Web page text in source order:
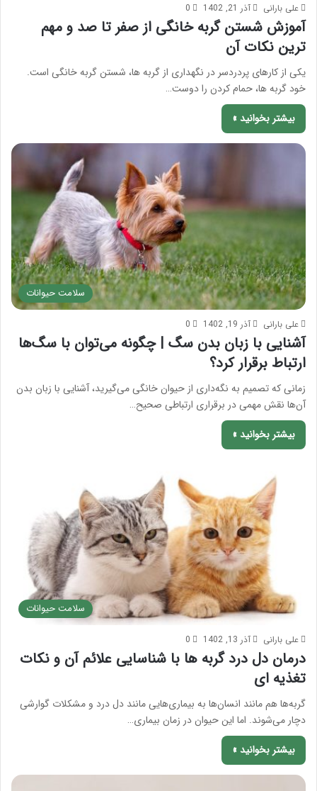
علی بارانی آذر 21, 1402 0
آموزش شستن گربه خانگی از صفر تا صد و مهم
ترین نکات آن
یکی از کارهای پردردسر در نگهداری از گربه ها، شستن گربه خانگی است.
خود گربه ها، حمام کردن را دوست…
بیشتر بخوانید »
سلامت حیوانات
علی بارانی آذر 19, 1402 0
آشنایی با زبان بدن سگ | چگونه می‌توان با سگ‌ها
ارتباط برقرار کرد؟
زمانی که تصمیم به نگه‌داری از حیوان خانگی می‌گیرید، آشنایی با زبان بدن
آن‌ها نقش مهمی در برقراری ارتباطی صحیح…
بیشتر بخوانید »
سلامت حیوانات
علی بارانی آذر 13, 1402 0
درمان دل درد گربه ها با شناسایی علائم آن و نکات
تغذیه ای
گربه‌ها هم مانند انسان‌ها به بیماری‌هایی مانند دل درد و مشکلات گوارشی
دچار می‌شوند. اما این حیوان در زمان بیماری…
بیشتر بخوانید »